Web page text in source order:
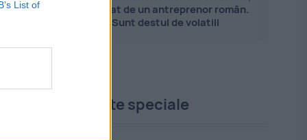
List of
explicat de un antreprenor român.
Sunt destul de volatili
Proiecte speciale